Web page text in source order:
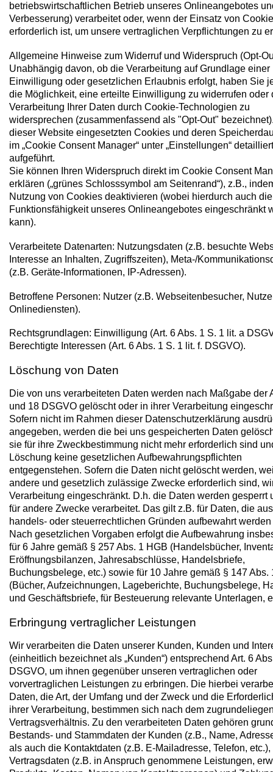
betriebswirtschaftlichen Betrieb unseres Onlineangebotes
Verbesserung) verarbeitet oder, wenn der Einsatz von
erforderlich ist, um unsere vertraglichen Verpflichtungen zu
Allgemeine Hinweise zum Widerruf und Widerspruch (Opt-
Unabhängig davon, ob die Verarbeitung auf Grundlage einer
Einwilligung oder gesetzlichen Erlaubnis erfolgt, haben Sie
die Möglichkeit, eine erteilte Einwilligung zu widerrufen oder
Verarbeitung Ihrer Daten durch Cookie-Technologien zu
widersprechen (zusammenfassend als "Opt-Out"
dieser Website eingesetzten Cookies und deren
im „Cookie Consent Manager“ unter „Einstellungen“ detailliert
aufgeführt.
Sie können Ihren Widerspruch direkt im Cookie Consent
erklären („grünes Schlosssymbol am Seitenrand“), z.B.,
Nutzung von Cookies deaktivieren (wobei hierdurch auch die
Funktionsfähigkeit unseres Onlineangebotes eingeschränkt
kann).
Verarbeitete Datenarten: Nutzungsdaten (z.B. besuchte
Interesse an Inhalten, Zugriffszeiten), Meta-/
(z.B. Geräte-Informationen, IP-Adressen).
Betroffene Personen: Nutzer (z.B. Webseitenbesucher,
Onlinediensten).
Rechtsgrundlagen: Einwilligung (Art. 6 Abs. 1 S. 1 lit. a
Berechtigte Interessen (Art. 6 Abs. 1 S. 1 lit. f. DSGVO).
Löschung von Daten
Die von uns verarbeiteten Daten werden nach Maßgabe der
und 18 DSGVO gelöscht oder in ihrer Verarbeitung
Sofern nicht im Rahmen dieser Datenschutzerklärung
angegeben, werden die bei uns gespeicherten Daten
sie für ihre Zweckbestimmung nicht mehr erforderlich sind
Löschung keine gesetzlichen Aufbewahrungspflichten
entgegenstehen. Sofern die Daten nicht gelöscht werden,
andere und gesetzlich zulässige Zwecke erforderlich sind,
Verarbeitung eingeschränkt. D.h. die Daten werden gesperrt
für andere Zwecke verarbeitet. Das gilt z.B. für Daten, die aus
handels- oder steuerrechtlichen Gründen aufbewahrt
Nach gesetzlichen Vorgaben erfolgt die Aufbewahrung
für 6 Jahre gemäß § 257 Abs. 1 HGB (Handelsbücher,
Eröffnungsbilanzen, Jahresabschlüsse, Handelsbriefe,
Buchungsbelege, etc.) sowie für 10 Jahre gemäß § 147 Abs.
(Bücher, Aufzeichnungen, Lageberichte, Buchungsbelege,
und Geschäftsbriefe, für Besteuerung relevante Unterlagen,
Erbringung vertraglicher Leistungen
Wir verarbeiten die Daten unserer Kunden, Kunden und
(einheitlich bezeichnet als „Kunden“) entsprechend Art. 6
DSGVO, um ihnen gegenüber unseren vertraglichen oder
vorvertraglichen Leistungen zu erbringen. Die hierbei
Daten, die Art, der Umfang und der Zweck und die
ihrer Verarbeitung, bestimmen sich nach dem
Vertragsverhältnis. Zu den verarbeiteten Daten gehören
Bestands- und Stammdaten der Kunden (z.B., Name,
als auch die Kontaktdaten (z.B. E-Mailadresse, Telefon, etc.),
Vertragsdaten (z.B. in Anspruch genommene Leistungen,